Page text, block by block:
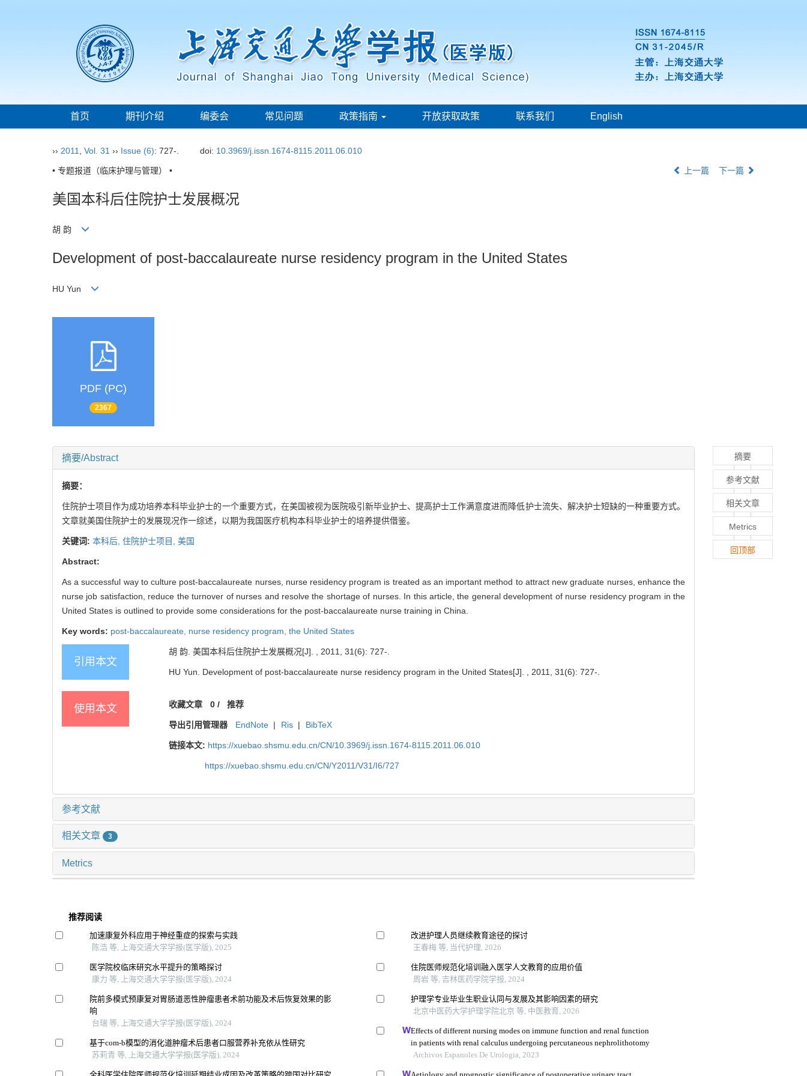
首页 期刊介绍 编委会 常见问题 政策指南 开放获取政策 联系我们 English
›› 2011 Vol. 31 ›› Issue (6): 727-. doi: 10.3969/j.issn.1674-8115.2011.06.010
• 专题报道（临床护理与管理） • 上一篇 下一篇
美国本科后住院护士发展概况
胡 韵
Development of post-baccalaureate nurse residency program in the United States
HU Yun
PDF (PC)
2367
摘要/Abstract
摘要：
住院护士项目作为成功培养本科毕业护士的一个重要方式，在美国被视为医院吸引新毕业护士、提高护士工作满意度进而降低护士流失、解决护士短缺的一种重要方式。
文章就美国住院护士的发展现况作一综述，以期为我国医疗机构本科毕业护士的培养提供借鉴。
关键词: 本科后, 住院护士项目, 美国
Abstract:
As a successful way to culture post-baccalaureate nurses, nurse residency program is treated as an important method to attract new graduate nurses, enhance the
nurse job satisfaction, reduce the turnover of nurses and resolve the shortage of nurses. In this article, the general development of nurse residency program in the
United States is outlined to provide some considerations for the post-baccalaureate nurse training in China.
Key words: post-baccalaureate, nurse residency program, the United States
引用本文
胡 韵. 美国本科后住院护士发展概况[J]. , 2011, 31(6): 727-.
HU Yun. Development of post-baccalaureate nurse residency program in the United States[J]. , 2011, 31(6): 727-.
使用本文 收藏文章 0/ 推荐
导出引用管理器 EndNote | Ris | BibTeX
链接本文: https://xuebao.shsmu.edu.cn/CN/10.3969/j.issn.1674-8115.2011.06.010
https://xuebao.shsmu.edu.cn/CN/Y2011/V31/I6/727
参考文献
相关文章 3
Metrics
推荐阅读
加速康复外科应用于神经重症的探索与实践
陈浩 等, 上海交通大学学报(医学版), 2025
医学院校临床研究水平提升的策略探讨
康力 等, 上海交通大学学报(医学版), 2024
院前多模式预康复对胃肠道恶性肿瘤患者术前功能及术后恢复效果的影
响
台瑞 等, 上海交通大学学报(医学版), 2024
基于com-b模型的消化道肿瘤术后患者口服营养补充依从性研究
苏莉青 等, 上海交通大学学报(医学版), 2024
改进护理人员继续教育途径的探讨
王春梅 等, 当代护理, 2026
住院医师规范化培训融入医学人文教育的应用价值
周岩 等, 吉林医药学院学报, 2024
护理学专业毕业生职业认同与发展及其影响因素的研究
北京中医药大学护理学院北京 等, 中医教育, 2026
Effects of different nursing modes on immune function and renal function
in patients with renal calculus undergoing percutaneous nephrolithotomy
Archivos Espanoles De Urologia, 2023
摘要
参考文献
相关文章
Metrics
回顶部